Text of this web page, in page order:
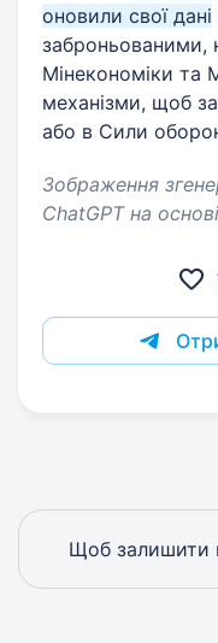
оновили свої дані
заброньованими,
Мінекономіки та
механізми, щоб
або в Сили
Зображення
ChatGPT на
Щоб залишити